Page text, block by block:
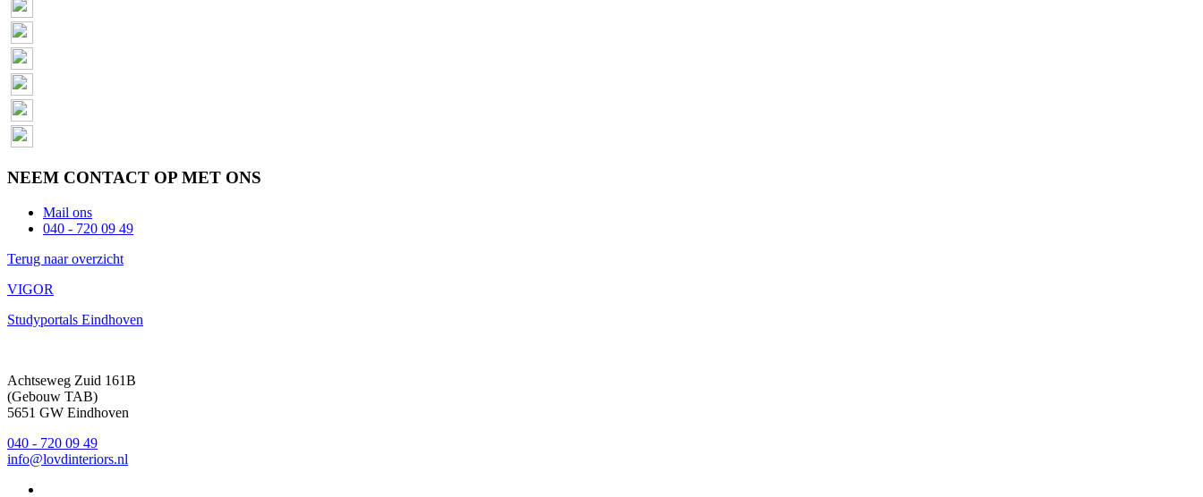
NEEM CONTACT OP MET ONS
Mail ons
040 - 720 09 49
Terug naar overzicht
VIGOR
Studyportals Eindhoven
Achtseweg Zuid 161B
(Gebouw TAB)
5651 GW Eindhoven
040 - 720 09 49
info@lovdinteriors.nl